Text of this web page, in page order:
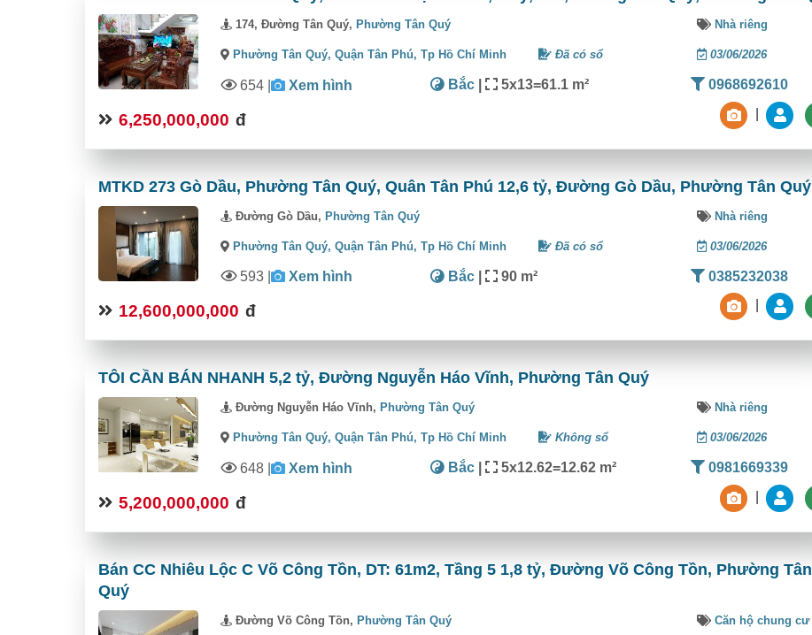
174, Đường Tân Quý, Phường Tân Quý Nhà riêng
Phường Tân Quý, Quận Tân Phú,Tp Hồ Chí Minh Đã có sổ 03/06/2026
654 | Xem hình Bắc| 5x13=61.1 m² 0968692610
6,250,000,000 đ
MTKD 273 Gò Dầu, Phường Tân Quý, Quân Tân Phú 12,6 tỷ, Đường Gò Dầu, Phường Tân Quý
Đường Gò Dầu,Phường Tân Quý Nhà riêng
Phường Tân Quý, Quận Tân Phú,Tp Hồ Chí Minh Đã có sổ 03/06/2026
593 | Xem hình Bắc| 90 m² 0385232038
12,600,000,000 đ
TÔI CẦN BÁN NHANH 5,2 tỷ, Đường Nguyễn Háo Vĩnh, Phường Tân Quý
Đường Nguyễn Háo Vĩnh, Phường Tân Quý Nhà riêng
Phường Tân Quý, Quận Tân Phú,Tp Hồ Chí Minh Không sổ 03/06/2026
648 | Xem hình Bắc| 5x12.62=12.62 m² 0981669339
5,200,000,000 đ
Bán CC Nhiêu Lộc C Võ Công Tồn, DT: 61m2, Tầng 5 1,8 tỷ, Đường Võ Công Tồn, Phường Tân
Quý
Đường Võ Công Tồn, Phường Tân Quý Căn hộ chung cư